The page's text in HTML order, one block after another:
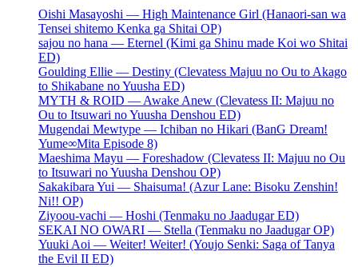
Oishi Masayoshi — High Maintenance Girl (Hanaori-san wa
Tensei shitemo Kenka ga Shitai OP)
sajou no hana — Eternel (Kimi ga Shinu made Koi wo Shitai
ED)
Goulding Ellie — Destiny (Clevatess Majuu no Ou to Akago
to Shikabane no Yuusha ED)
MYTH & ROID — Awake Anew (Clevatess II: Majuu no
Ou to Itsuwari no Yuusha Denshou ED)
Mugendai Mewtype — Ichiban no Hikari (BanG Dream!
Yume∞Mita Episode 8)
Maeshima Mayu — Foreshadow (Clevatess II: Majuu no Ou
to Itsuwari no Yuusha Denshou OP)
Sakakibara Yui — Shaisuma! (Azur Lane: Bisoku Zenshin!
Ni!! OP)
Ziyoou-vachi — Hoshi (Tenmaku no Jaadugar ED)
SEKAI NO OWARI — Stella (Tenmaku no Jaadugar OP)
Yuuki Aoi — Weiter! Weiter! (Youjo Senki: Saga of Tanya
the Evil II ED)